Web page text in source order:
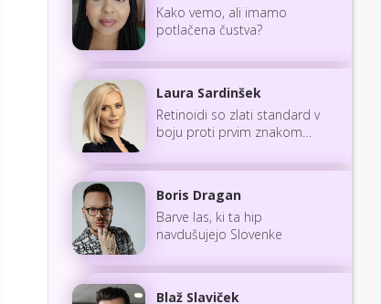
Kako vemo, ali imamo
potlačena čustva?
Laura Sardinšek
Retinoidi so zlati standard v
boju proti prvim znakom
Boris Dragan
Barve las, ki ta hip
navdušujejo Slovenke
Blaž Slaviček